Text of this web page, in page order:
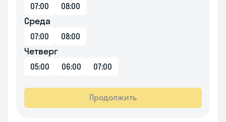
07:00 08:00
Среда
07:00 08:00
Четверг
05:00 06:00 07:00
Продолжить